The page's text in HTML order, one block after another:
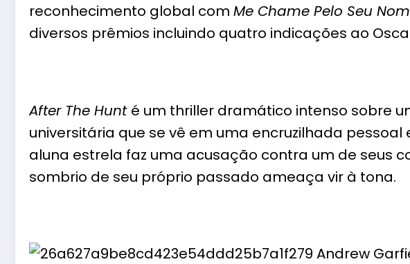
reconhecimento global com Me Chame Pelo Seu
diversos prêmios incluindo quatro indicações ao
After The Hunt é um thriller dramático intenso sobre
universitária que se vê em uma encruzilhada
aluna estrela faz uma acusação contra um de seus
sombrio de seu próprio passado ameaça vir à tona.